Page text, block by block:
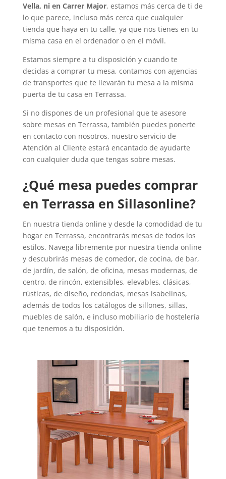
Vella, ni en Carrer Major, estamos más cerca de ti de
lo que parece, incluso más cerca que cualquier
tienda que haya en tu calle, ya que nos tienes en tu
misma casa en el ordenador o en el móvil.
Estamos siempre a tu disposición y cuando te
decidas a comprar tu mesa, contamos con agencias
de transportes que te llevarán tu mesa a la misma
puerta de tu casa en Terrassa.
Si no dispones de un profesional que te asesore
sobre mesas en Terrassa, también puedes ponerte
en contacto con nosotros, nuestro servicio de
Atención al Cliente estará encantado de ayudarte
con cualquier duda que tengas sobre mesas.
¿Qué mesa puedes comprar
en Terrassa en Sillasonline?
En nuestra tienda online y desde la comodidad de tu
hogar en Terrassa, encontrarás mesas de todos los
estilos. Navega libremente por nuestra tienda online
y descubrirás mesas de comedor, de cocina, de bar,
de jardín, de salón, de oficina, mesas modernas, de
centro, de rincón, extensibles, elevables, clásicas,
rústicas, de diseño, redondas, mesas isabelinas,
además de todos los catálogos de sillones, sillas,
muebles de salón, e incluso mobiliario de hostelería
que tenemos a tu disposición.